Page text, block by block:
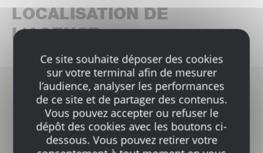
LOCALISATION DE
L'AGENCE
Ce site souhaite déposer des cookies
sur votre terminal afin de mesurer
l’audience, analyser les performances
de ce site et de partager des contenus.
Vous pouvez accepter ou refuser le
dépôt des cookies avec les boutons ci-
dessous. Vous pouvez retirer votre